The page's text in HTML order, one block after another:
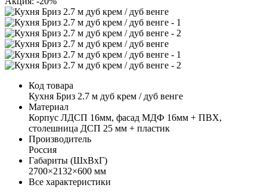
Код товара
Кухня Бриз 2.7 м дуб крем / дуб венге
Материал
Корпус ЛДСП 16мм, фасад МДФ 16мм + ПВХ,
столешница ДСП 25 мм + пластик
Производитель
Россия
Габариты (ШхВхГ)
2700×2132×600 мм
Все характеристики